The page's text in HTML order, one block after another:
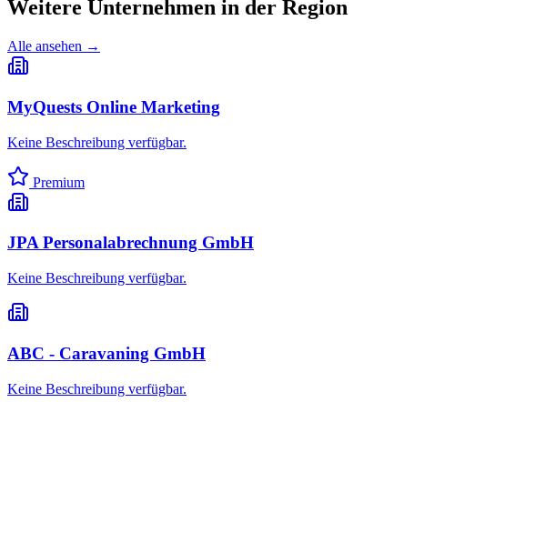
Weitere Unternehmen in der Region
Alle ansehen →
MyQuests Online Marketing
Keine Beschreibung verfügbar.
Premium
JPA Personalabrechnung GmbH
Keine Beschreibung verfügbar.
ABC - Caravaning GmbH
Keine Beschreibung verfügbar.